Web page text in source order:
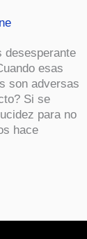
desesperante
esas
son adversas
Si se
para no
hace